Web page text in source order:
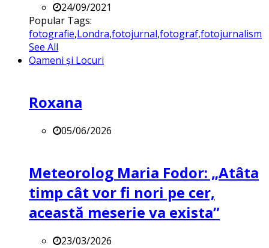
24/09/2021
Popular Tags:
fotografie,Londra,fotojurnal,fotograf,fotojurnalism
See All
Oameni și Locuri
Roxana
05/06/2026
Meteorolog Maria Fodor: „Atâta
timp cât vor fi nori pe cer,
această meserie va exista”
23/03/2026